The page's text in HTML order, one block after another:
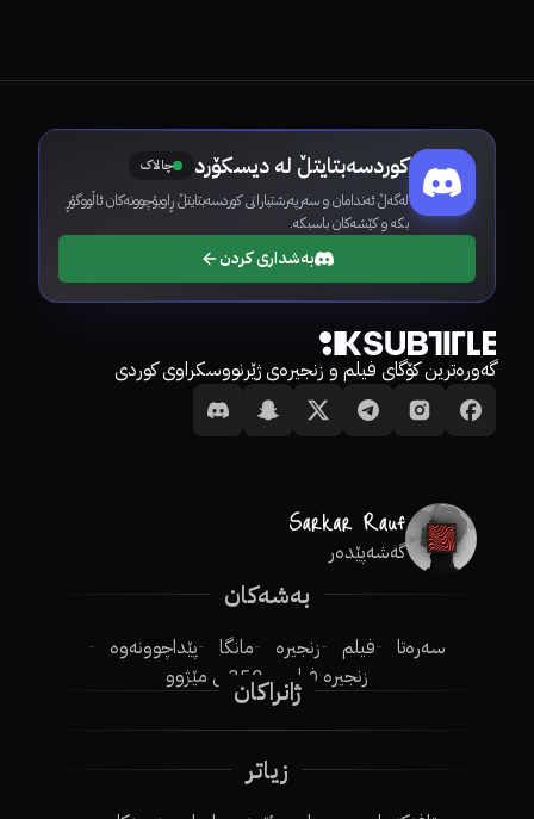
کوردسەبتایتڵ لە دیسکۆرد چالاک
لەگەڵ ئەندامان و سەرپەرشتیارانی کوردسەبتایتڵ ڕاوبۆچوونەکان ئاڵووگۆڕ
بکە و کێشەکان باسبکە.
بەشداری کردن
گەورەترین کۆگای فیلم و زنجیرەی ژێرنووسکراوی کوردی
گەشەپێدەر
بەشەکان
سەرەتا فیلم زنجیرە مانگا
پێداچوونەوە
زنجیرە فیلم
250ـی مێژوو
ژانراکان
زیاتر